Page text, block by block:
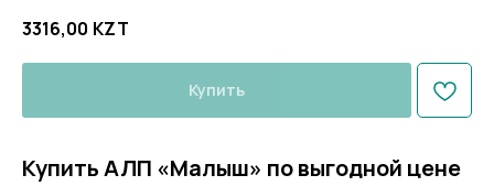
3316,00 KZT
Купить
Купить АЛП «Малыш» по выгодной цене